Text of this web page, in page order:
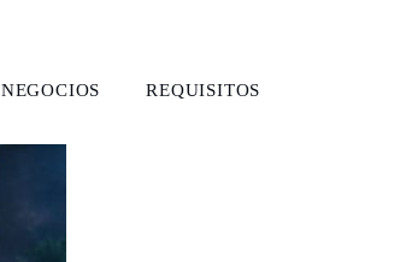
NEGOCIOS REQUISITOS